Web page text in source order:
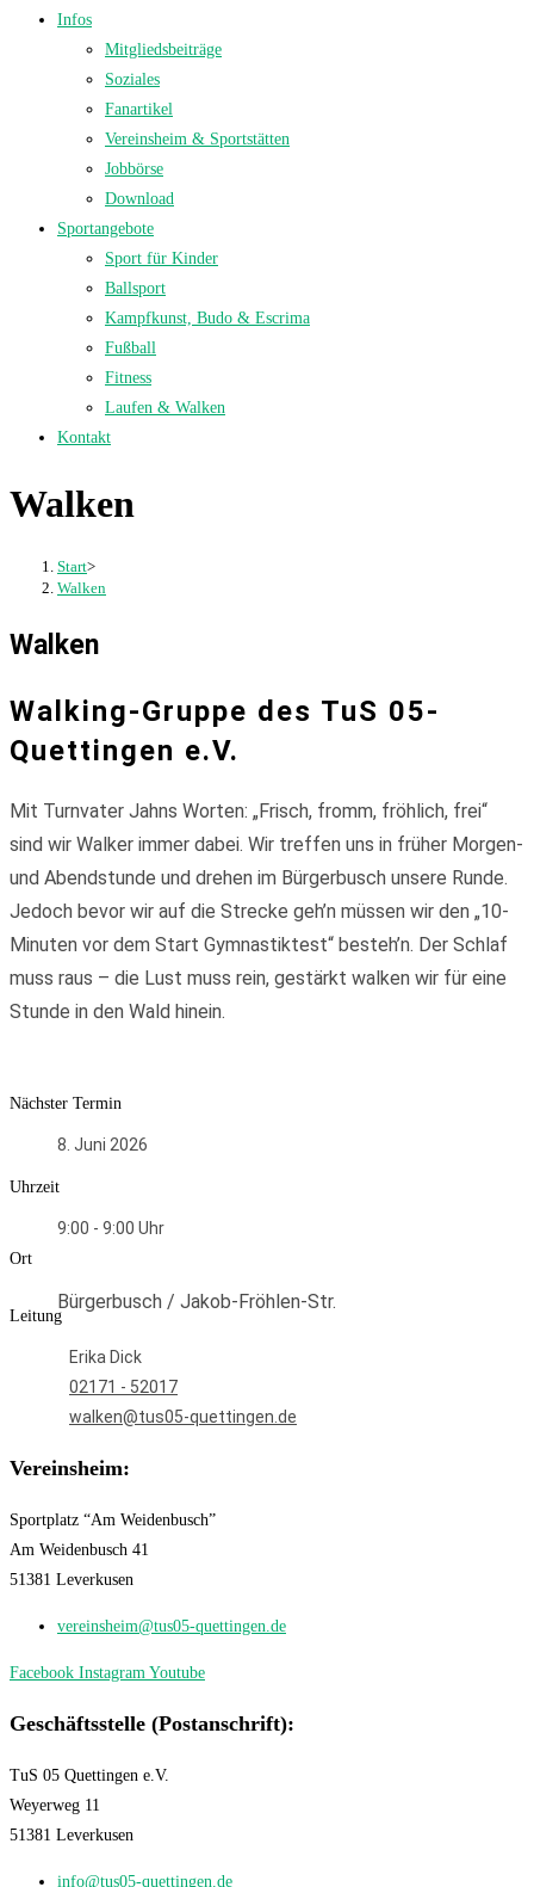
Infos
Mitgliedsbeiträge
Soziales
Fanartikel
Vereinsheim & Sportstätten
Jobbörse
Download
Sportangebote
Sport für Kinder
Ballsport
Kampfkunst, Budo & Escrima
Fußball
Fitness
Laufen & Walken
Kontakt
Walken
Start>
Walken
Walken
Walking-Gruppe des TuS 05-
Quettingen e.V.
Mit Turnvater Jahns Worten: „Frisch, fromm, fröhlich, frei“
sind wir Walker immer dabei. Wir treffen uns in früher Morgen-
und Abendstunde und drehen im Bürgerbusch unsere Runde.
Jedoch bevor wir auf die Strecke geh’n müssen wir den „10-
Minuten vor dem Start Gymnastiktest“ besteh’n. Der Schlaf
muss raus – die Lust muss rein, gestärkt walken wir für eine
Stunde in den Wald hinein.
Nächster Termin
8. Juni 2026
Uhrzeit
9:00 - 9:00
Ort
Bürgerbusch / Jakob-Fröhlen-Str.
Leitung
Erika Dick
02171 - 52017
walken@tus05-quettingen.de
Vereinsheim:
Sportplatz “Am Weidenbusch”
Am Weidenbusch 41
51381 Leverkusen
vereinsheim@tus05-quettingen.de
Facebook Instagram Youtube
Geschäftsstelle (Postanschrift):
TuS 05 Quettingen e.V.
Weyerweg 11
51381 Leverkusen
info@tus05-quettingen.de